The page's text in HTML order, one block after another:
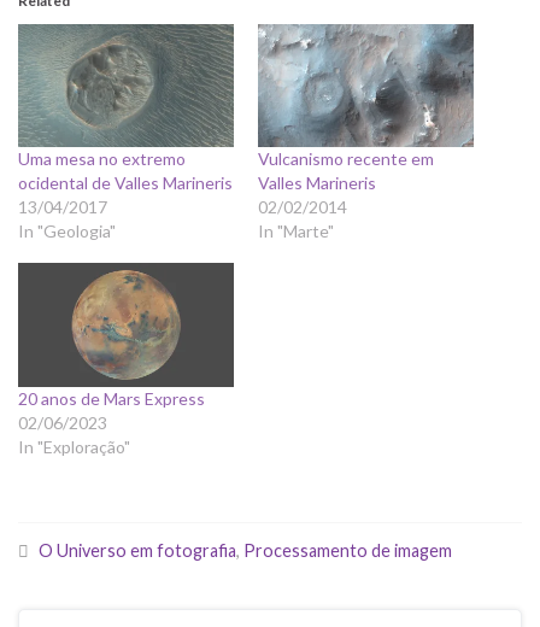
Uma mesa no extremo
ocidental de Valles Marineris
13/04/2017
In "Geologia"
Vulcanismo recente em
Valles Marineris
02/02/2014
In "Marte"
20 anos de Mars Express
02/06/2023
In "Exploração"
O Universo em fotografia, Processamento de imagem